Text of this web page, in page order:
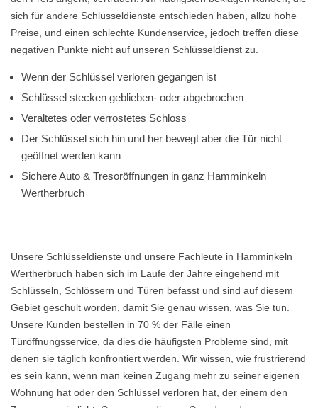
sich für andere Schlüsseldienste entschieden haben, allzu hohe
Preise, und einen schlechte Kundenservice, jedoch treffen diese
negativen Punkte nicht auf unseren Schlüsseldienst zu.
Wenn der Schlüssel verloren gegangen ist
Schlüssel stecken geblieben- oder abgebrochen
Veraltetes oder verrostetes Schloss
Der Schlüssel sich hin und her bewegt aber die Tür nicht
geöffnet werden kann
Sichere Auto & Tresoröffnungen in ganz Hamminkeln
Wertherbruch
Unsere Schlüsseldienste und unsere Fachleute in Hamminkeln
Wertherbruch haben sich im Laufe der Jahre eingehend mit
Schlüsseln, Schlössern und Türen befasst und sind auf diesem
Gebiet geschult worden, damit Sie genau wissen, was Sie tun.
Unsere Kunden bestellen in 70 % der Fälle einen
Türöffnungsservice, da dies die häufigsten Probleme sind, mit
denen sie täglich konfrontiert werden. Wir wissen, wie frustrierend
es sein kann, wenn man keinen Zugang mehr zu seiner eigenen
Wohnung hat oder den Schlüssel verloren hat, der einem den